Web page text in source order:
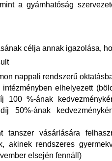
a gyámhatóság
célja annak igazolása,
nappali rendszerű
elhelyezett
100 %-ának
50%-ának
tanszer vásárlására
akinek rendszeres
elsején fennáll)